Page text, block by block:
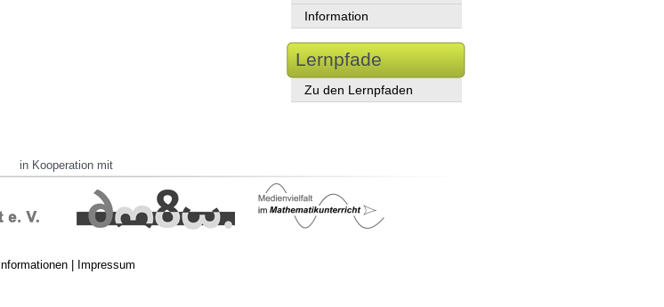
Information
Lernpfade
Zu den Lernpfaden
in Kooperation mit
Informationen| Impressum